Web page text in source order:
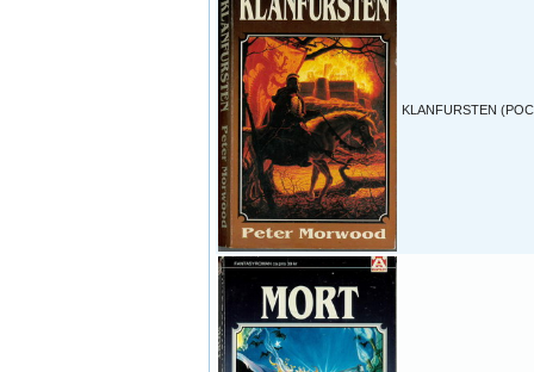
KLANFURSTEN